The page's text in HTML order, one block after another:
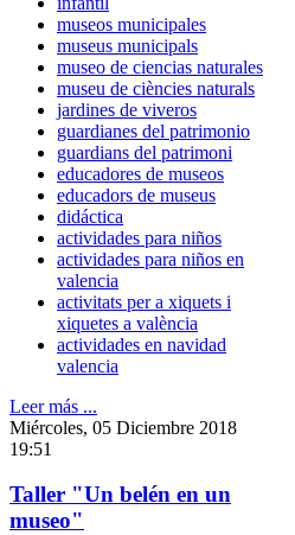
museos municipales
museus municipals
museo de ciencias naturales
museu de ciències naturals
jardines de viveros
guardianes del patrimonio
guardians del patrimoni
educadores de museos
educadors de museus
didáctica
actividades para niños
actividades para niños en
valencia
activitats per a xiquets i
xiquetes a valència
actividades en navidad
valencia
Leer más ...
Miércoles, 05 Diciembre 2018
19:51
Taller "Un belén en un
museo"